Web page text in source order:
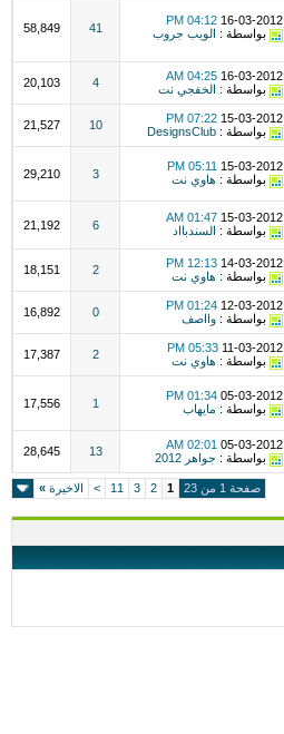
16-03-2012
04:12 PM
بواسطة :
الويب جروب 41
58,849
16-03-2012
04:25 AM
بواسطة :
الخفجي نت 4
20,103
15-03-2012
07:22 PM
بواسطة : DesignsClub
10
21,527
15-03-2012
05:11 PM
بواسطة : هاوي نت 3
29,210
15-03-2012
01:47 AM
بواسطة :
السندبااد 6
21,192
14-03-2012
12:13 PM
بواسطة : هاوي نت 2
18,151
12-03-2012
01:24 PM
بواسطة : وااصف 0
16,892
11-03-2012
05:33 PM
بواسطة : هاوي نت 2
17,387
05-03-2012
01:34 PM
بواسطة : مايهاب 1
17,556
05-03-2012
02:01 AM
بواسطة : جواهر 2012 13
28,645
صفحة 1 من 23 1
2
3
11
> الاخيرة »